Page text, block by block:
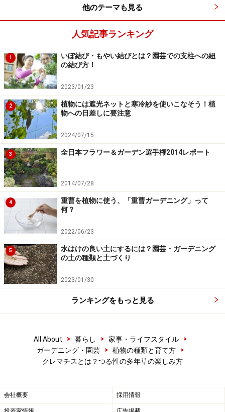
主な品種：インテグリフォリア・ブルー、デュランデ
ィ、ヘンダーソニーなど
■ジャックマニー（Jackmanii）系
特徴：新旧両枝咲きで、中輪多花の四季咲き性。
主な品種：ジプシー・クイーン、ジャックマニー、ニオ
ベ、ハーグレイ・ハイブリッド、ビル・ド・リヨンなど
■シルホサ（Cirrhosa）系
特徴：旧枝咲き（一部新枝にも花がつく）で、冬に開
花。常緑だが夏に落葉・休眠することも。
主な品種：カリシナ、シルホサ、ジングルベル、フレッ
クルスなど
■テキセンシス（Texensis）系
特徴：新枝咲きで多花、四季咲き性。耐暑性は強いが、
寒さに弱い。
主な品種：グラベティー・ビューティー、ダッチェス・
オブ・アルバニー、テキセンシスなど
■パテンス（Patens）系
…カザグルマ系とも
特徴：旧枝咲きで、大輪多花の一季咲き性。主な品種：
カザグルマ、タテシナ、ドーン、白馬など
■ビチセラ（Viticella）系
他のテーマも見る
人気記事ランキング
1
いぼ結び・もやい結びとは？園芸での支柱への紐
の結び方！
2023/01/23
2
植物には遮光ネットと寒冷紗を使いこなそう！植
物への日差しに要注意
2024/07/15
3 全日本フラワー＆ガーデン選手権2014レポート
2014/07/28
4
重曹を植物に使う、「重曹ガーデニング」って
何？
2022/06/23
5
水はけの良い土にするには？園芸・ガーデニング
の土の種類と土づくり
2023/01/30
ランキングをもっと見る
All About > 暮らし > 家事・ライフスタイル
>
ガーデニング・園芸
> 植物の種類と育て方
>
クレマチスとは？つる性の多年草の楽しみ方
会社概要 採用情報